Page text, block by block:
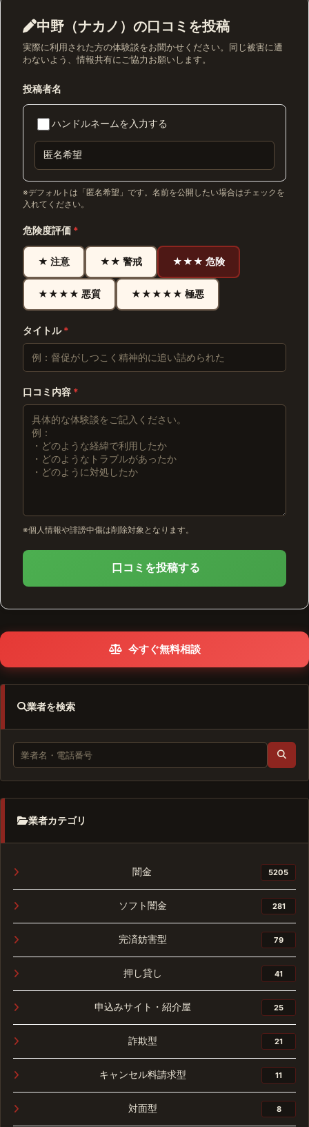
中野（ナカノ）の口コミを投稿
実際に利用された方の体験談をお聞かせください。同じ被害に遭
わないよう、情報共有にご協力お願いします。
投稿者名
ハンドルネームを入力する
※デフォルトは「匿名希望」です。名前を公開したい場合はチェックを
入れてください。
危険度評価 *
★ 注意 ★★ 警戒 ★★★ 危険
★★★★ 悪質 ★★★★★ 極悪
タイトル*
口コミ内容 *
※個人情報や誹謗中傷は削除対象となります。
口コミを投稿する
今すぐ無料相談
業者を検索
業者カテゴリ
闇金 5205
ソフト闇金 281
完済妨害型 79
押し貸し 41
申込みサイト・紹介屋 25
詐欺型 21
キャンセル料請求型 11
対面型 8